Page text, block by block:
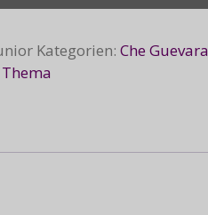
Kategorien:Che Guevara
Thema